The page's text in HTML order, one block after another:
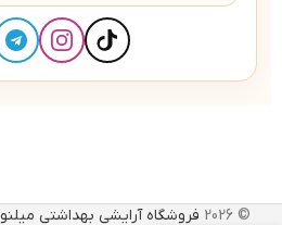
© 2026 فروشگاه آرایشی بهداشتی میلنو